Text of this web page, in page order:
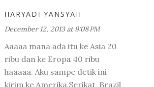
HARYADI YANSYAH
December 12, 2013 at 9:08 PM
Aaaaa mana ada itu ke Asia 20
ribu dan ke Eropa 40 ribu
haaaaa. Aku sampe detik ini
kirim ke Amerika Serikat, Brazil